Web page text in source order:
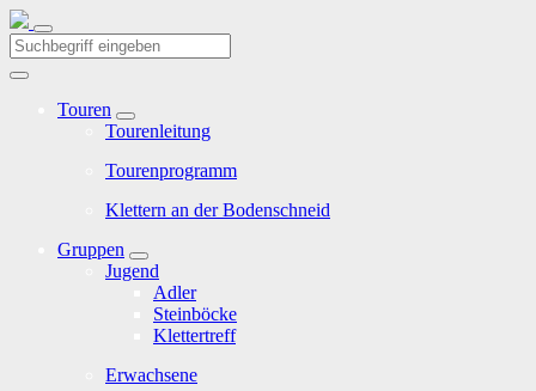
Touren
Tourenleitung
Tourenprogramm
Klettern an der Bodenschneid
Gruppen
Jugend
Adler
Steinböcke
Klettertreff
Erwachsene